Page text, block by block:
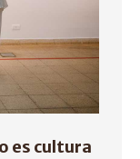
es cultura